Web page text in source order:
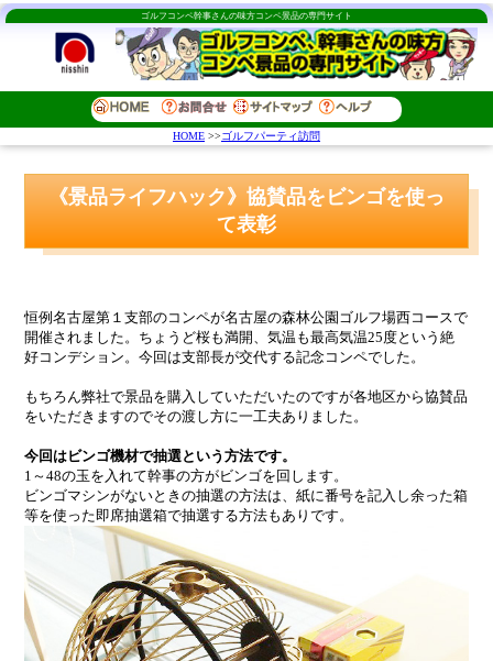
ゴルフコンペ幹事さんの味方コンペ景品の専門サイト
HOME >>ゴルフパーティ訪問
《景品ライフハック》協賛品をビンゴを使っ
て表彰
恒例名古屋第１支部のコンペが名古屋の森林公園ゴルフ場西コースで
開催されました。ちょうど桜も満開、気温も最高気温25度という絶
好コンデション。今回は支部長が交代する記念コンペでした。
もちろん弊社で景品を購入していただいたのですが各地区から協賛品
をいただきますのでその渡し方に一工夫ありました。
今回はビンゴ機材で抽選という方法です。
1～48の玉を入れて幹事の方がビンゴを回します。
ビンゴマシンがないときの抽選の方法は、紙に番号を記入し余った箱
等を使った即席抽選箱で抽選する方法もありです。